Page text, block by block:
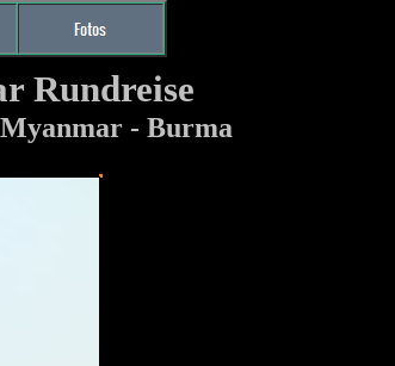
Rundreise
- Burma